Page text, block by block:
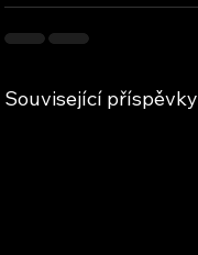
Související příspěvky